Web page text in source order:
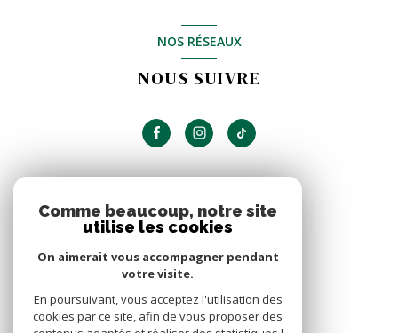
NOS RÉSEAUX
NOUS SUIVRE
NOUS ADHÉRONS
Comme beaucoup, notre site
utilise les cookies
On aimerait vous accompagner pendant
votre visite.
En poursuivant, vous acceptez l'utilisation des
cookies par ce site, afin de vous proposer des